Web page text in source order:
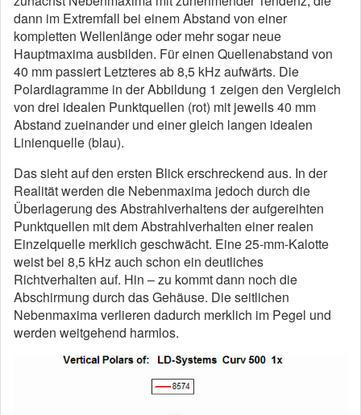
dann im Extremfall bei einem Abstand von einer
kompletten Wellenlänge oder mehr sogar neue
Hauptmaxima ausbilden. Für einen Quellenabstand von
40 mm passiert Letzteres ab 8,5 kHz aufwärts. Die
Polardiagramme in der Abbildung 1 zeigen den Vergleich
von drei idealen Punktquellen (rot) mit jeweils 40 mm
Abstand zueinander und einer gleich langen idealen
Linienquelle (blau).
Das sieht auf den ersten Blick erschreckend aus. In der
Realität werden die Nebenmaxima jedoch durch die
Überlagerung des Abstrahlverhaltens der aufgereihten
Punktquellen mit dem Abstrahlverhalten einer realen
Einzelquelle merklich geschwächt. Eine 25-mm-Kalotte
weist bei 8,5 kHz auch schon ein deutliches
Richtverhalten auf. Hin – zu kommt dann noch die
Abschirmung durch das Gehäuse. Die seitlichen
Nebenmaxima verlieren dadurch merklich im Pegel und
werden weitgehend harmlos.